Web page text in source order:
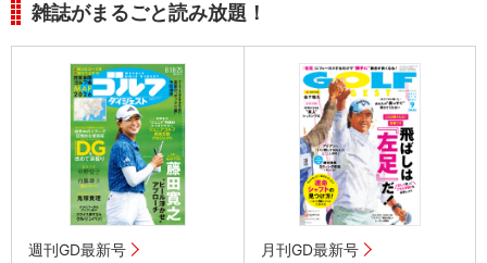
雑誌がまるごと読み放題！
週刊GD最新号 月刊GD最新号